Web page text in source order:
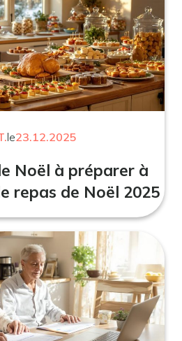
le23.12.2025
Noël à préparer à
repas de Noël 2025